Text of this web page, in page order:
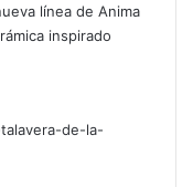
línea de Anima
inspirado